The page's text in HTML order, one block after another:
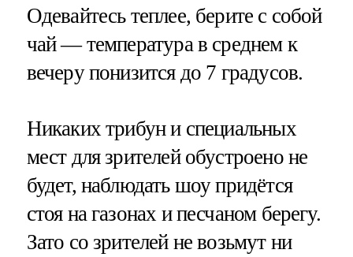
Одевайтесь теплее, берите с собой
чай — температура в среднем к
вечеру понизится до 7 градусов.
Никаких трибун и специальных
мест для зрителей обустроено не
будет, наблюдать шоу придётся
стоя на газонах и песчаном берегу.
Зато со зрителей не возьмут ни